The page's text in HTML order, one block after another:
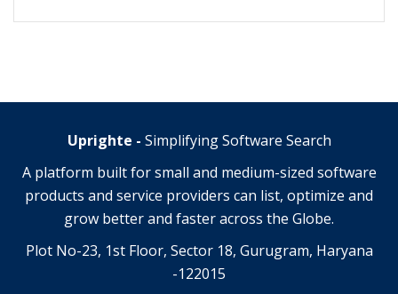
Uprighte - Simplifying Software Search
A platform built for small and medium-sized software
products and service providers can list, optimize and
grow better and faster across the Globe.
Plot No-23, 1st Floor, Sector 18, Gurugram, Haryana
-122015